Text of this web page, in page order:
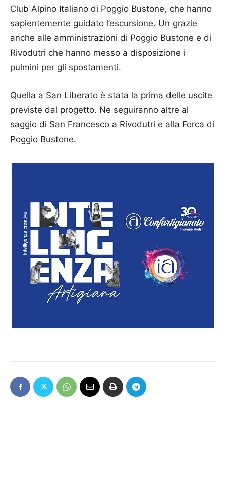
Club Alpino Italiano di Poggio Bustone, che hanno
sapientemente guidato l’escursione. Un grazie
anche alle amministrazioni di Poggio Bustone e di
Rivodutri che hanno messo a disposizione i
pulmini per gli spostamenti.
Quella a San Liberato è stata la prima delle uscite
previste dal progetto. Ne seguiranno altre al
saggio di San Francesco a Rivodutri e alla Forca di
Poggio Bustone.